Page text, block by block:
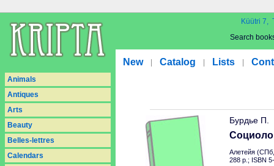
Küütri 7,
Search
New Catalog Lists
Animals
Antiques
Arts
Beauty
Belles-lettres
Calendars
Бурдье П.
Алетейя
288 p.; ISBN